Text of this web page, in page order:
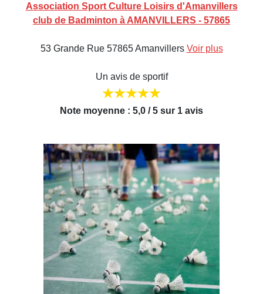
Association Sport Culture Loisirs d'Amanvillers
club de Badminton à AMANVILLERS - 57865
53 Grande Rue 57865 Amanvillers Voir plus
Un avis de sportif
Note moyenne : 5,0 / 5 sur 1 avis